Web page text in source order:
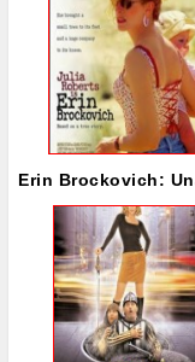
Erin Brockovich: